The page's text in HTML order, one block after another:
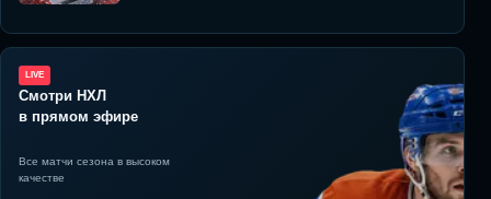
LIVE
Смотри НХЛ
в прямом эфире
Все матчи сезона в высоком
качестве